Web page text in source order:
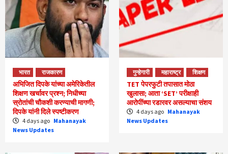
भारत राजकारण
अभिजित दिपके यांच्या अमेरिकेतील
शिक्षण खर्चावर प्रश्न; निधीच्या
स्रोतांची चौकशी करण्याची मागणी;
दिपके यांनी दिले स्पष्टीकरण
4 days ago Mahanayak
News Updates
गुन्हेगारी महाराष्ट्र शिक्षण
TET पेपरफुटी तपासात मोठा
खुलासा; आता ‘SET’ परीक्षाही
आरोपींच्या रडारवर असल्याचा संशय
4 days ago Mahanayak
News Updates